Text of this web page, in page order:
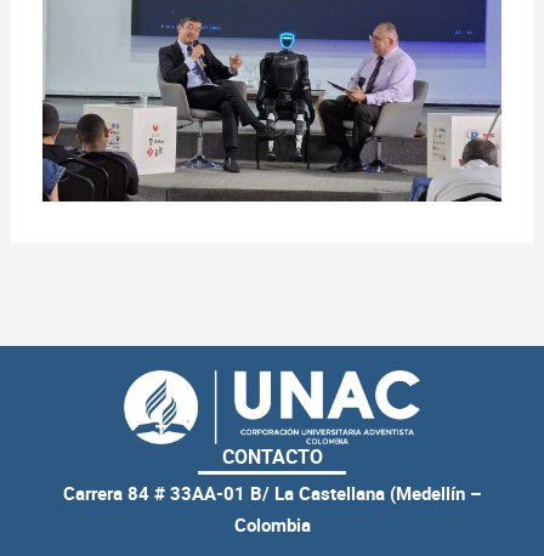
CONTACTO
Carrera 84 # 33AA-01 B/ La Castellana (Medellín –
Colombia